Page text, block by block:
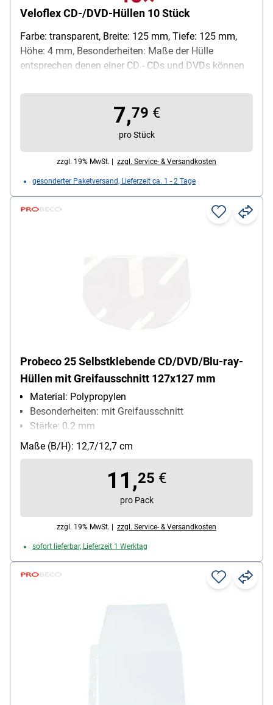
Veloflex CD-/DVD-Hüllen 10 Stück
Farbe: transparent, Breite: 125 mm, Tiefe: 125 mm,
Höhe: 4 mm, Besonderheiten: Maße der Hülle
entsprechen denen einer CD - CDs und DVDs können
vorgestanzter Lochung können sie schnell in einem
Hefter oder Aktenordner abgelegt werden / aufgrund
der robusten Kunststoff-Hülle besonders gut für den
sicheren Transport von Datenträgern wie CDs, DVDs
oder Blu-rays geeignet, Werkstoff: Kunststoff,
Lieferumfang: 10 CD/DVD-Hüllen
7,79 €
pro Stück
zzgl. 19% MwSt. | zzgl. Service- & Versandkosten
gesonderter Paketversand, Lieferzeit ca. 1 - 2 Tage
Probeco 25 Selbstklebende CD/DVD/Blu-ray-
Hüllen mit Greifausschnitt 127x127 mm
Material: Polypropylen
Besonderheiten: mit Greifausschnitt
Stärke: 0.2 mm
Packungsmenge: 25 Stück
Maße (B/H): 12,7/12,7 cm
11,25 €
pro Pack
zzgl. 19% MwSt. | zzgl. Service- & Versandkosten
sofort lieferbar, Lieferzeit 1 Werktag